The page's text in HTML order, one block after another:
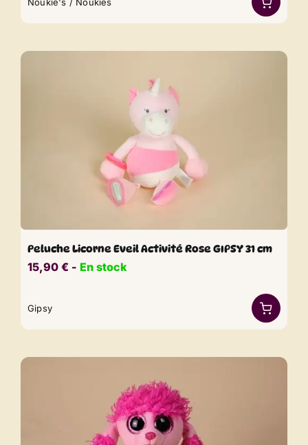
Noukie's / Noukies
Peluche Licorne Eveil Activité Rose GIPSY 31 cm
15,90 € ​​ - En stock
Gipsy